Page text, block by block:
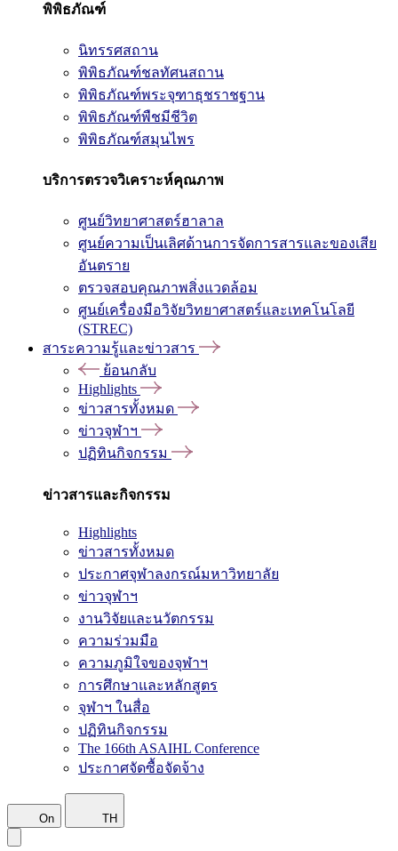
พิพิธภัณฑ์
นิทรรศสถาน
พิพิธภัณฑ์ชลทัศนสถาน
พิพิธภัณฑ์พระจุฑาธุชราชฐาน
พิพิธภัณฑ์พืชมีชีวิต
พิพิธภัณฑ์สมุนไพร
บริการตรวจวิเคราะห์คุณภาพ
ศูนย์วิทยาศาสตร์ฮาลาล
ศูนย์ความเป็นเลิศด้านการจัดการสารและของเสีย
อันตราย
ตรวจสอบคุณภาพสิ่งแวดล้อม
ศูนย์เครื่องมือวิจัยวิทยาศาสตร์และเทคโนโลยี
(STREC)
สาระความรู้และข่าวสาร
ย้อนกลับ
Highlights
ข่าวสารทั้งหมด
ข่าวจุฬาฯ
ปฏิทินกิจกรรม
ข่าวสารและกิจกรรม
Highlights
ข่าวสารทั้งหมด
ประกาศจุฬาลงกรณ์มหาวิทยาลัย
ข่าวจุฬาฯ
งานวิจัยและนวัตกรรม
ความร่วมมือ
ความภูมิใจของจุฬาฯ
การศึกษาและหลักสูตร
จุฬาฯ ในสื่อ
ปฏิทินกิจกรรม
The 166th ASAIHL Conference
ประกาศจัดซื้อจัดจ้าง
On TH